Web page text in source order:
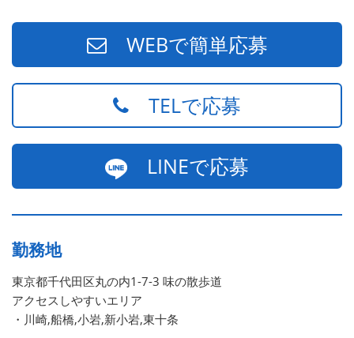
WEBで簡単応募
TELで応募
LINEで応募
勤務地
東京都千代田区丸の内1-7-3 味の散歩道
アクセスしやすいエリア
・川崎,船橋,小岩,新小岩,東十条